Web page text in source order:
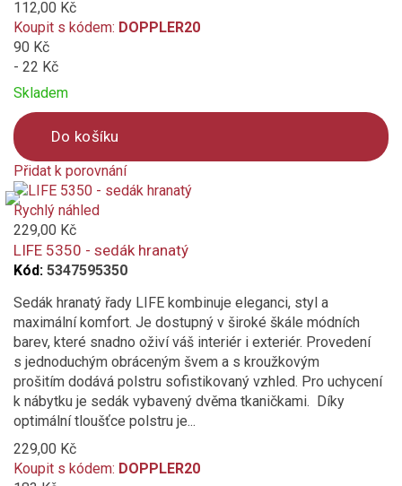
112,00 Kč
Koupit s kódem: DOPPLER20
90 Kč
- 22 Kč
Skladem
Do košíku
Přidat k porovnání
Product
is
added
to
compare
Rychlý náhled
229,00 Kč
LIFE 5350 - sedák hranatý
Kód: 5347595350
Sedák hranatý řady LIFE kombinuje eleganci, styl a
maximální komfort. Je dostupný v široké škále módních
barev, které snadno oživí váš interiér i exteriér. Provedení
s jednoduchým obráceným švem a s kroužkovým
prošitím dodává polstru sofistikovaný vzhled. Pro uchycení
k nábytku je sedák vybavený dvěma tkaničkami. Díky
optimální tloušťce polstru je...
229,00 Kč
Koupit s kódem: DOPPLER20